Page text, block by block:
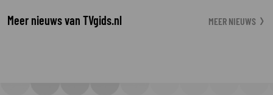
Meer nieuws van TVgids.nl MEER NIEUWS